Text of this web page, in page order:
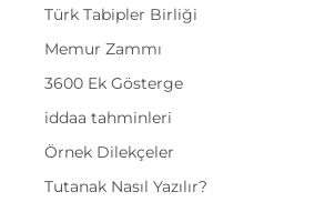
Türk Tabipler Birliği
Memur Zammı
3600 Ek Gösterge
iddaa tahminleri
Örnek Dilekçeler
Tutanak Nasıl Yazılır?